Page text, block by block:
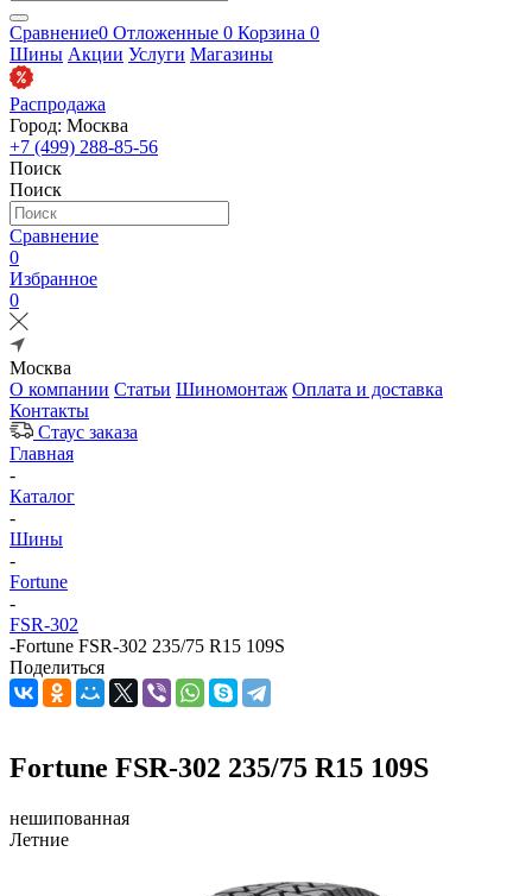
Сравнение0 Отложенные 0 Корзина 0
Шины Акции Услуги Магазины
Распродажа
Город: Москва
+7 (499) 288-85-56
Поиск
Поиск
Сравнение
0
Избранное
0
Москва
О компании Статьи Шиномонтаж Оплата и доставка
Контакты
Стаус заказа
Главная
-
Каталог
-
Шины
-
Fortune
-
FSR-302
-Fortune FSR-302 235/75 R15 109S
Поделиться
Fortune FSR-302 235/75 R15 109S
нешипованная
Летние